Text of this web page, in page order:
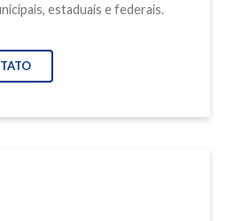
estaduais e federais.